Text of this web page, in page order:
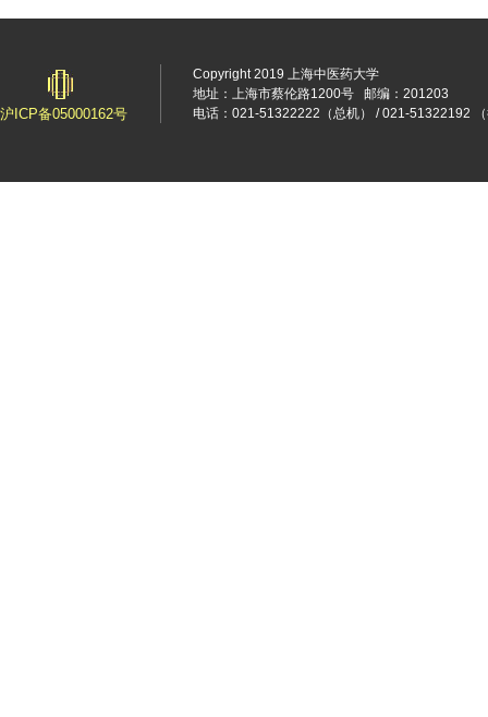
沪ICP备05000162号
Copyright 2019 上海中医药大学
地址：上海市蔡伦路1200号
邮编：201203
电话：021-51322222（总机） / 021-51322192